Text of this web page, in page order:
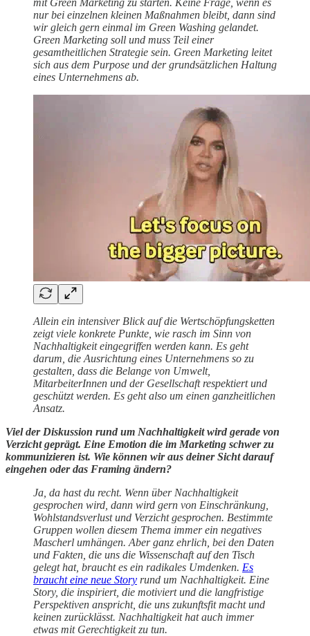
nur bei einzelnen kleinen Maßnahmen bleibt, dann sind
wir gleich gern einmal im Green Washing gelandet.
Green Marketing soll und muss Teil einer
gesamtheitlichen Strategie sein. Green Marketing leitet
sich aus dem Purpose und der grundsätzlichen Haltung
eines Unternehmens ab.
Allein ein intensiver Blick auf die Wertschöpfungsketten
zeigt viele konkrete Punkte, wie rasch im Sinn von
Nachhaltigkeit eingegriffen werden kann. Es geht
darum, die Ausrichtung eines Unternehmens so zu
gestalten, dass die Belange von Umwelt,
MitarbeiterInnen und der Gesellschaft respektiert und
geschützt werden. Es geht also um einen ganzheitlichen
Ansatz.
Viel der Diskussion rund um Nachhaltigkeit wird gerade von
Verzicht geprägt. Eine Emotion die im Marketing schwer zu
kommunizieren ist. Wie können wir aus deiner Sicht darauf
eingehen oder das Framing ändern?
Ja, da hast du recht. Wenn über Nachhaltigkeit
gesprochen wird, dann wird gern von Einschränkung,
Wohlstandsverlust und Verzicht gesprochen. Bestimmte
Gruppen wollen diesem Thema immer ein negatives
Mascherl umhängen. Aber ganz ehrlich, bei den Daten
und Fakten, die uns die Wissenschaft auf den Tisch
gelegt hat, braucht es ein radikales Umdenken. Es
braucht eine neue Story rund um Nachhaltigkeit. Eine
Story, die inspiriert, die motiviert und die langfristige
Perspektiven anspricht, die uns zukunftsfit macht und
keinen zurücklässt. Nachhaltigkeit hat auch immer
etwas mit Gerechtigkeit zu tun.